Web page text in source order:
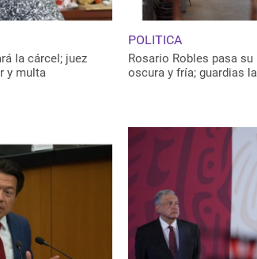
la cárcel; juez
y multa
POLITICA
Rosario Robles pasa
oscura y fría; guardias